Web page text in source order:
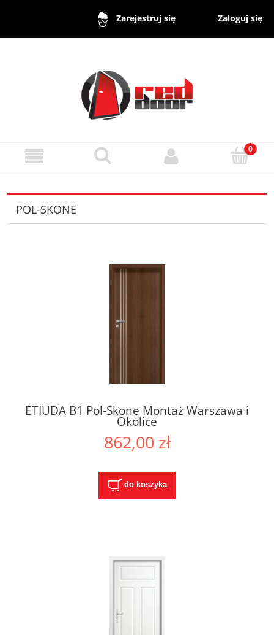
Zarejestruj się Zaloguj się
POL-SKONE
ETIUDA B1 Pol-Skone Montaż Warszawa i
Okolice
862,00 zł
do koszyka